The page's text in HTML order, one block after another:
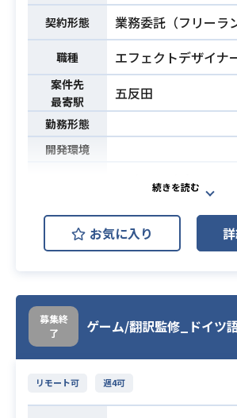
契約形態 業務委託（フリーラ
職種 エフェクトデザイナ
案件先
最寄駅
五反田
勤務形態
開発環境
2Dキャラクターモー
エフェクトの作成を
となります。
必須スキル
・Spineや
・エフェクト制作業
・クライアントのミ
お気に入り
募集終
了
ゲーム/翻訳監修_ドイツ
リモート可 週4可